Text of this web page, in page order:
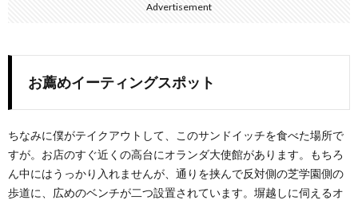
Advertisement
お薦めイーティングスポット
ちなみに僕がテイクアウトして、このサンドイッチを食べた場所で
すが。お店のすぐ近くの高台にオランダ大使館があります。もちろ
ん中にはうっかり入れませんが、通りを挟んで反対側の芝学園側の
歩道に、広めのベンチが二つ設置されています。塀越しに伺えるオ